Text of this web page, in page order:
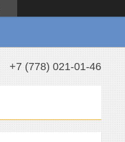
+7 (778) 021-01-46